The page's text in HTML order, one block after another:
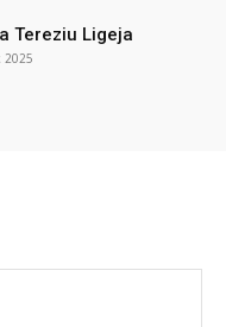
Tereziu Ligeja
2025